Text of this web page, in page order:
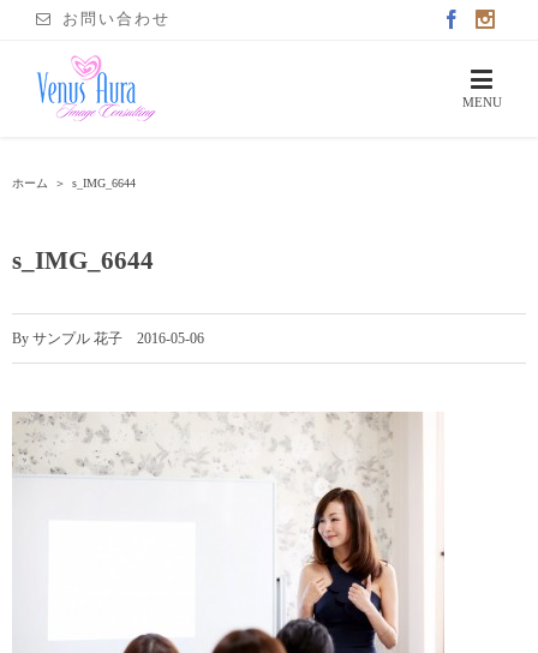
お問い合わせ
ホーム ＞ s_IMG_6644
s_IMG_6644
By サンプル 花子 2016-05-06